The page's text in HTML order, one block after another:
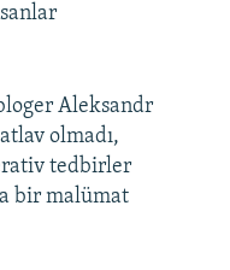
Aleksandr
olmadı,
tedbirler
bir malümat